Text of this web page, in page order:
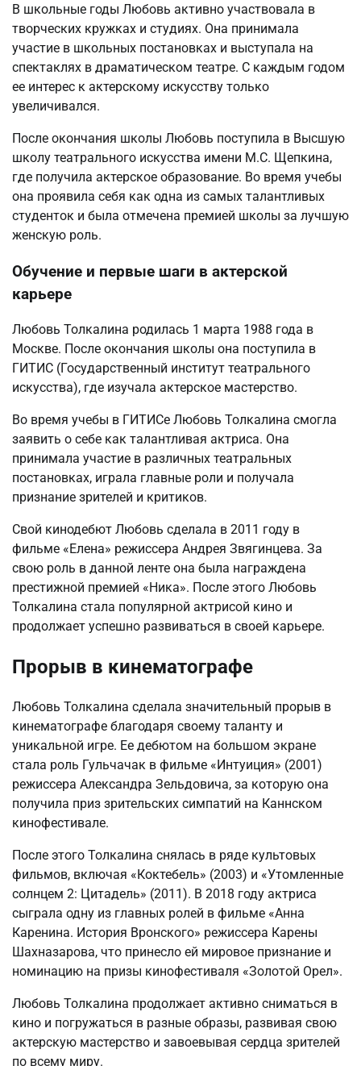
В школьные годы Любовь активно участвовала в
творческих кружках и студиях. Она принимала
участие в школьных постановках и выступала на
спектаклях в драматическом театре. С каждым годом
ее интерес к актерскому искусству только
увеличивался.
После окончания школы Любовь поступила в Высшую
школу театрального искусства имени М.С. Щепкина,
где получила актерское образование. Во время учебы
она проявила себя как одна из самых талантливых
студенток и была отмечена премией школы за лучшую
женскую роль.
Обучение и первые шаги в актерской
карьере
Любовь Толкалина родилась 1 марта 1988 года в
Москве. После окончания школы она поступила в
ГИТИС (Государственный институт театрального
искусства), где изучала актерское мастерство.
Во время учебы в ГИТИСе Любовь Толкалина смогла
заявить о себе как талантливая актриса. Она
принимала участие в различных театральных
постановках, играла главные роли и получала
признание зрителей и критиков.
Свой кинодебют Любовь сделала в 2011 году в
фильме «Елена» режиссера Андрея Звягинцева. За
свою роль в данной ленте она была награждена
престижной премией «Ника». После этого Любовь
Толкалина стала популярной актрисой кино и
продолжает успешно развиваться в своей карьере.
Прорыв в кинематографе
Любовь Толкалина сделала значительный прорыв в
кинематографе благодаря своему таланту и
уникальной игре. Ее дебютом на большом экране
стала роль Гульчачак в фильме «Интуиция» (2001)
режиссера Александра Зельдовича, за которую она
получила приз зрительских симпатий на Каннском
кинофестивале.
После этого Толкалина снялась в ряде культовых
фильмов, включая «Коктебель» (2003) и «Утомленные
солнцем 2: Цитадель» (2011). В 2018 году актриса
сыграла одну из главных ролей в фильме «Анна
Каренина. История Вронского» режиссера Карены
Шахназарова, что принесло ей мировое признание и
номинацию на призы кинофестиваля «Золотой Орел».
Любовь Толкалина продолжает активно сниматься в
кино и погружаться в разные образы, развивая свою
актерскую мастерство и завоевывая сердца зрителей
по всему миру.